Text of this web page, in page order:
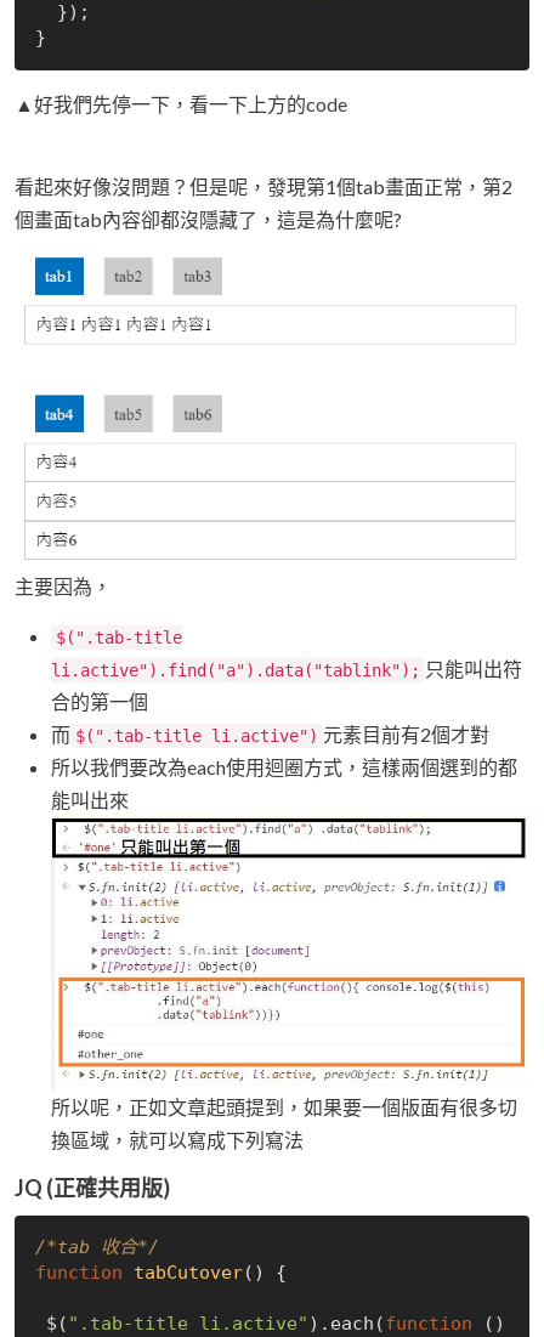
▲好我們先停一下，看一下上方的code
看起來好像沒問題？但是呢，發現第1個tab畫面正常，第2
個畫面tab內容卻都沒隱藏了，這是為什麼呢?
主要因為，
$(".tab-title
li.active").find("a").data("tablink"); 只能叫出符
合的第一個
而 $(".tab-title li.active") 元素目前有2個才對
所以我們要改為each使用迴圈方式，這樣兩個選到的都
能叫出來
所以呢，正如文章起頭提到，如果要一個版面有很多切
換區域，就可以寫成下列寫法
JQ (正確共用版)
/*tab 收合*/
function
tabCutover( ) {
$( ".tab-title li.active" ).each(function (